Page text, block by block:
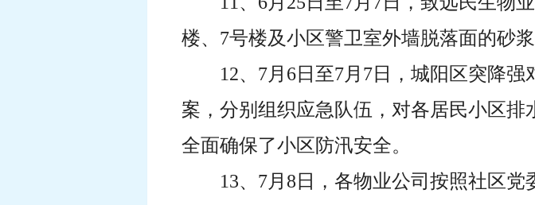
楼、7号楼及小区警卫室外墙脱落面的砂
12、7月6日至7月7日，城阳区突降
案，分别组织应急队伍，对各居民小区排
全面确保了小区防汛安全。
13、7月8日，各物业公司按照社区